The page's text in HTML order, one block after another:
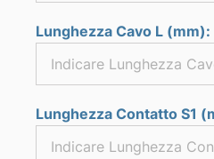
Lunghezza Cavo L (mm):
Lunghezza Contatto S1